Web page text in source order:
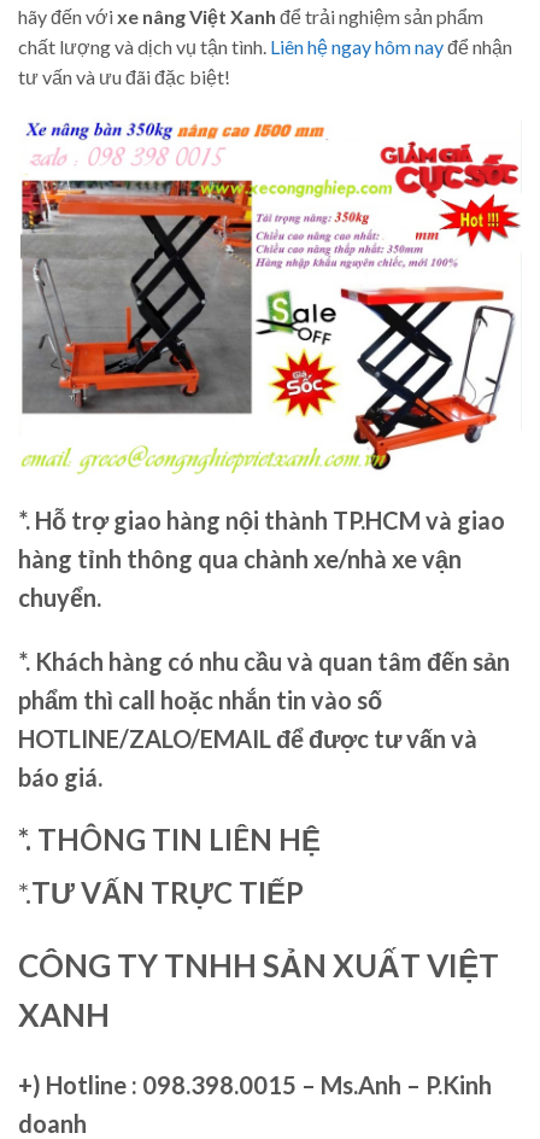
hãy đến vớixe nâng Việt Xanh để trải nghiệm sản phẩm
chất lượng và dịch vụ tận tình. Liên hệ ngay hôm nayđể nhận
tư vấn và ưu đãi đặc biệt!
*. Hỗ trợ giao hàng nội thành TP.HCM và giao
hàng tỉnh thông qua chành xe/nhà xe vận
chuyển.
*. Khách hàng có nhu cầu và quan tâm đến sản
phẩm thì call hoặc nhắn tin vào số
HOTLINE/ZALO/EMAIL để được tư vấn và
báo giá.
*. THÔNG TIN LIÊN HỆ
*.TƯ VẤN TRỰC TIẾP
CÔNG TY TNHH SẢN XUẤT VIỆT
XANH
+) Hotline : 098.398.0015 – Ms.Anh – P.Kinh
doanh